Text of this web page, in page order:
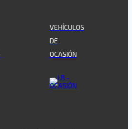
VEHÍCULOS
DE
OCASIÓN